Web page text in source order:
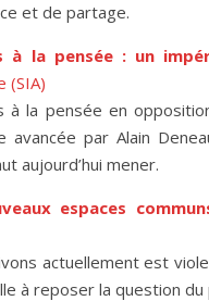
et de partage.
à la pensée : un
(SIA)
à la pensée en
avancée par Alain
aujourd’hui mener.
espaces
actuellement est
à reposer la question